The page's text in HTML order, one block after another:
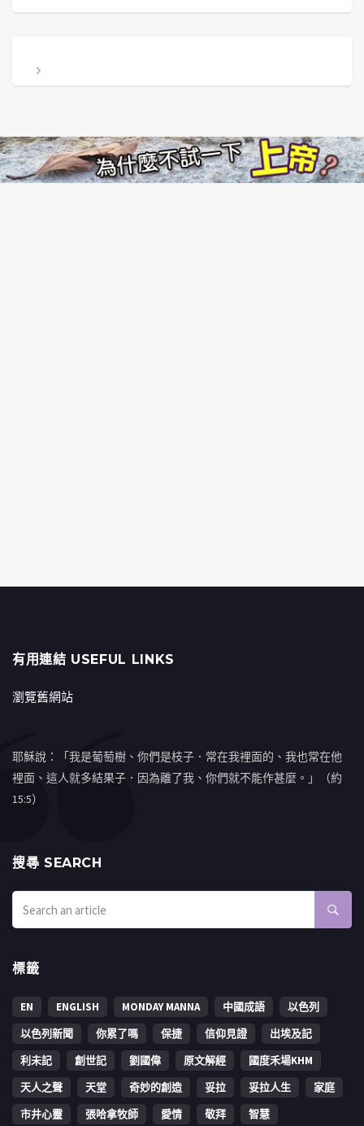
有用連結 USEFUL LINKS
瀏覽舊網站
耶穌說：「我是葡萄樹、你們是枝子．常在我裡面的、我也常在他
裡面、這人就多結果子．因為離了我、你們就不能作甚麼。」（約
15:5）
搜㝷 SEARCH
標籤
EN ENGLISH MONDAY MANNA 中國成語
以色列
以色列新聞
你累了嗎 保捷 信仰見證
出埃及記
利未記
創世記 劉國偉 原文解經
國度禾場KHM
天人之聲
天堂 奇妙的創造 妥拉 妥拉人生
家庭
市井心靈
張哈拿牧師 愛情 敬拜 智慧